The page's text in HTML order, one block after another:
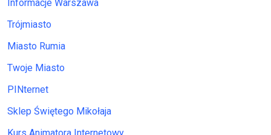
Informacje Warszawa
Trójmiasto
Miasto Rumia
Twoje Miasto
PINternet
Sklep Świętego Mikołaja